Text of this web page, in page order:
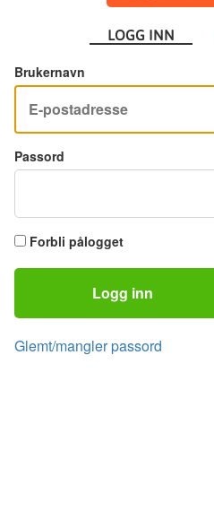
LOGG INN
Brukernavn
Passord
Forbli pålogget
Logg inn
Glemt/mangler passord